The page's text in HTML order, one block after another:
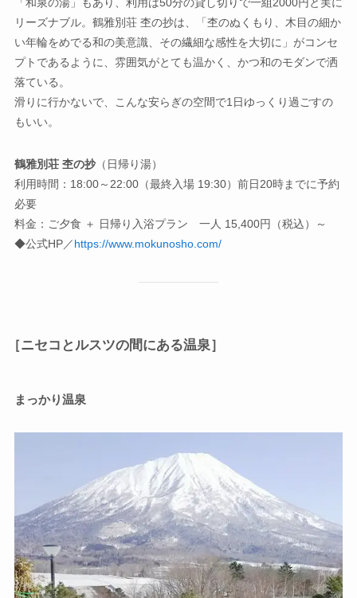
リーズナブル。鶴雅別荘 杢の抄は、「杢のぬくもり、木目の細か
い年輪をめでる和の美意識、その繊細な感性を大切に」がコンセ
プトであるように、雰囲気がとても温かく、かつ和のモダンで洒
落ている。
滑りに行かないで、こんな安らぎの空間で1日ゆっくり過ごすの
もいい。
鶴雅別荘 杢の抄（日帰り湯）
利用時間：18:00～22:00（最終入場 19:30）前日20時までに予約
必要
料金：ご夕食 ＋ 日帰り入浴プラン 一人 15,400円（税込）～
◆公式HP／https://www.mokunosho.com/
［ニセコとルスツの間にある温泉］
まっかり温泉